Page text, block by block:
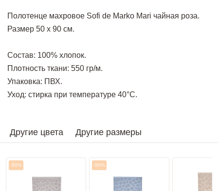
Полотенце махровое Sofi de Marko Mari чайная роза.
Размер 50 х 90 см.
Состав: 100% хлопок.
Плотность ткани: 550 гр/м.
Упаковка: ПВХ.
Уход: стирка при температуре 40°С.
Другие цвета Другие размеры
-50% -50%